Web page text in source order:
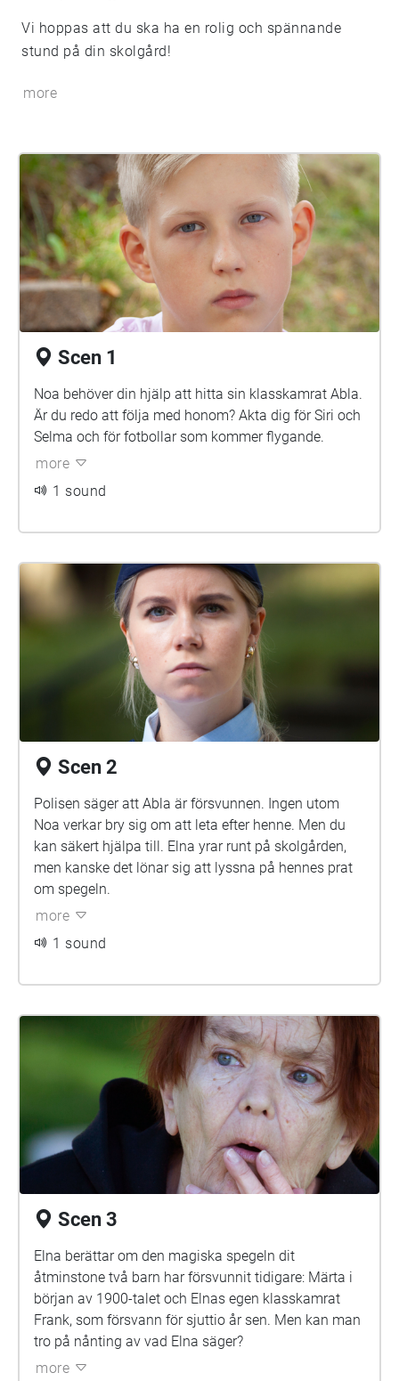
Vi hoppas att du ska ha en rolig och spännande
stund på din skolgård!
more
Scen 1
Noa behöver din hjälp att hitta sin klasskamrat Abla.
Är du redo att följa med honom? Akta dig för Siri och
Selma och för fotbollar som kommer flygande.
more
1 sound
Scen 2
Polisen säger att Abla är försvunnen. Ingen utom
Noa verkar bry sig om att leta efter henne. Men du
kan säkert hjälpa till. Elna yrar runt på skolgården,
men kanske det lönar sig att lyssna på hennes prat
om spegeln.
more
1 sound
Scen 3
Elna berättar om den magiska spegeln dit
åtminstone två barn har försvunnit tidigare: Märta i
början av 1900-talet och Elnas egen klasskamrat
Frank, som försvann för sjuttio år sen. Men kan man
tro på nånting av vad Elna säger?
more